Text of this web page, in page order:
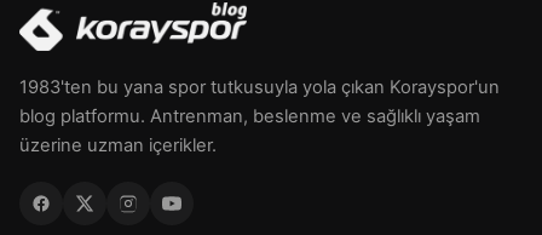
1983'ten bu yana spor tutkusuyla yola çıkan Korayspor'un
blog platformu. Antrenman, beslenme ve sağlıklı yaşam
üzerine uzman içerikler.